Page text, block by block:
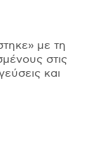
με τη
στις
και